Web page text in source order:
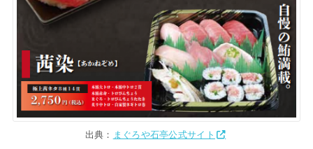
出典： まぐろや石亭公式サイト